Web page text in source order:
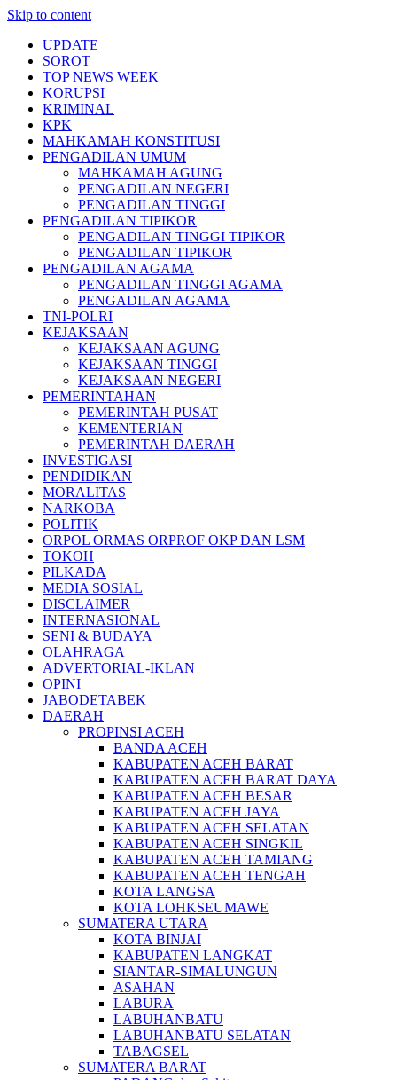
Skip to content
UPDATE
SOROT
TOP NEWS WEEK
KORUPSI
KRIMINAL
KPK
MAHKAMAH KONSTITUSI
PENGADILAN UMUM
MAHKAMAH AGUNG
PENGADILAN NEGERI
PENGADILAN TINGGI
PENGADILAN TIPIKOR
PENGADILAN TINGGI TIPIKOR
PENGADILAN TIPIKOR
PENGADILAN AGAMA
PENGADILAN TINGGI AGAMA
PENGADILAN AGAMA
TNI-POLRI
KEJAKSAAN
KEJAKSAAN AGUNG
KEJAKSAAN TINGGI
KEJAKSAAN NEGERI
PEMERINTAHAN
PEMERINTAH PUSAT
KEMENTERIAN
PEMERINTAH DAERAH
INVESTIGASI
PENDIDIKAN
MORALITAS
NARKOBA
POLITIK
ORPOL ORMAS ORPROF OKP DAN LSM
TOKOH
PILKADA
MEDIA SOSIAL
DISCLAIMER
INTERNASIONAL
SENI & BUDAYA
OLAHRAGA
ADVERTORIAL-IKLAN
OPINI
JABODETABEK
DAERAH
PROPINSI ACEH
BANDA ACEH
KABUPATEN ACEH BARAT
KABUPATEN ACEH BARAT DAYA
KABUPATEN ACEH BESAR
KABUPATEN ACEH JAYA
KABUPATEN ACEH SELATAN
KABUPATEN ACEH SINGKIL
KABUPATEN ACEH TAMIANG
KABUPATEN ACEH TENGAH
KOTA LANGSA
KOTA LOHKSEUMAWE
SUMATERA UTARA
KOTA BINJAI
KABUPATEN LANGKAT
SIANTAR-SIMALUNGUN
ASAHAN
LABURA
LABUHANBATU
LABUHANBATU SELATAN
TABAGSEL
SUMATERA BARAT